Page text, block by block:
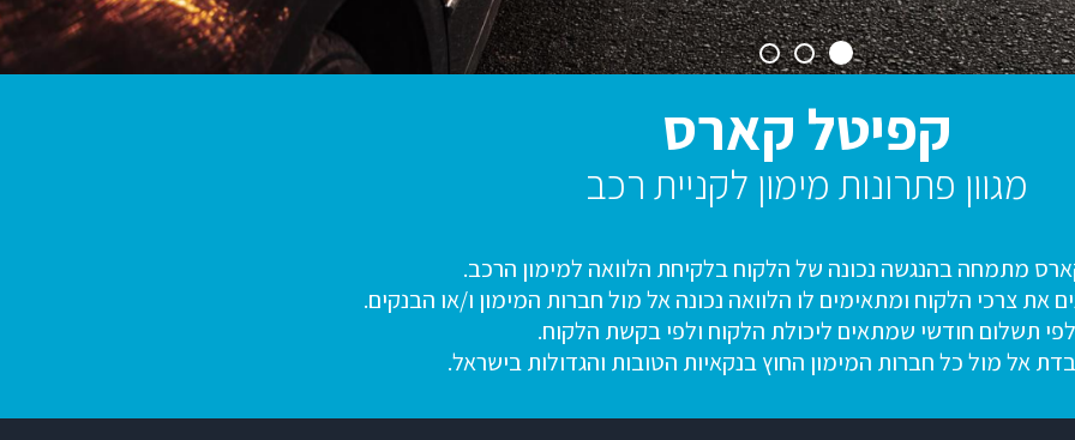
קפיטל קארס
מגוון פתרונות מימון לקניית רכב
מתמחה בהנגשה נכונה של הלקוח בלקיחת הלוואה למימון הרכב.
את צרכי הלקוח ומתאימים לו הלוואה נכונה אל מול חברות המימון ו/או הבנקים.
לפי תשלום חודשי שמתאים ליכולת הלקוח ולפי בקשת הלקוח.
אל מול כל חברות המימון החוץ בנקאיות הטובות והגדולות בישראל.